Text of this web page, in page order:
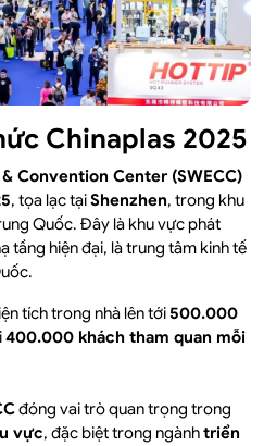
Chinaplas 2025
Convention Center (SWECC)
, tọa lạc tạiShenzhen, trong khu
Quốc. Đây là khu vực phát
tầng hiện đại, là trung tâm kinh tế
tích trong nhà lên tới500.000
400.000 khách tham quan mỗi
đóng vai trò quan trọng trong
vực, đặc biệt trong ngànhtriển